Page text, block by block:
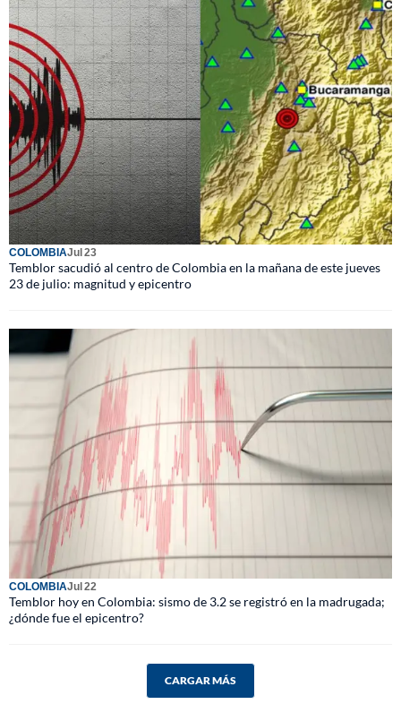
COLOMBIAJul 23
Temblor sacudió al centro de Colombia en la mañana de este jueves
23 de julio: magnitud y epicentro
COLOMBIAJul 22
Temblor hoy en Colombia: sismo de 3.2 se registró en la madrugada;
¿dónde fue el epicentro?
CARGAR MÁS